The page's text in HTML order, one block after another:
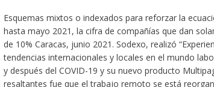
Esquemas mixtos o indexados para reforzar la
hasta mayo 2021, la cifra de compañías que dan
de 10% Caracas, junio 2021. Sodexo, realizó
tendencias internacionales y locales en el mundo
y después del COVID-19 y su nuevo producto
resaltantes fue que el trabajo remoto se está